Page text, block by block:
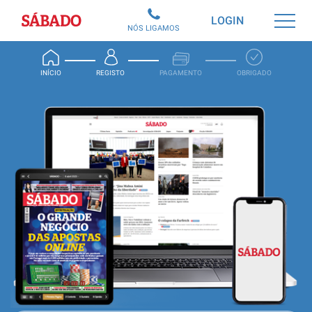
Sábado
INÍCIO REGISTO PAGAMENTO OBRIGADO
LOGIN
NÓS LIGAMOS